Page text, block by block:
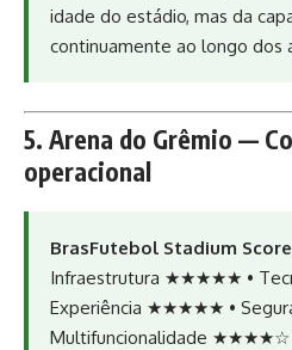
idade do estádio, mas da
continuamente ao longo dos
5. Arena do Grêmio —
operacional
BrasFutebol Stadium
Infraestrutura ★★★★★ •
Experiência ★★★★★ •
Multifuncionalidade ★★★★☆